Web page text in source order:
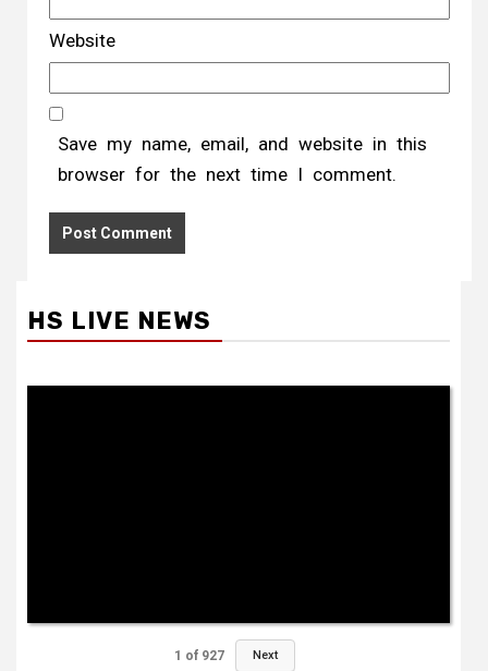
Website
Save my name, email, and website in this
browser for the next time I comment.
HS LIVE NEWS
1 of 927 Next